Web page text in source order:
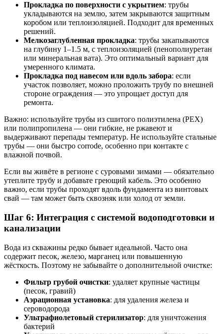
Прокладка по поверхности с укрытием: трубы
укладываются на землю, затем закрываются защитным
коробом или теплоизоляцией. Подходит для временных
решений.
Мелкозаглубленная прокладка: трубы закапываются
на глубину 1–1.5 м, с теплоизоляцией (пенополиуретан
или минеральная вата). Это оптимальный вариант для
умеренного климата.
Прокладка под навесом или вдоль забора: если
участок позволяет, можно проложить трубу по внешней
стороне ограждения — это упрощает доступ для
ремонта.
Важно: используйте трубы из сшитого полиэтилена (PEX)
или полипропилена — они гибкие, не ржавеют и
выдерживают перепады температур. Не используйте стальные
трубы — они быстро corrode, особенно при контакте с
влажной почвой.
Если вы живёте в регионе с суровыми зимами — обязательно
утеплите трубу и добавьте греющий кабель. Это особенно
важно, если трубы проходят вдоль фундамента из винтовых
свай — там может быть сквозняк или холод от земли.
Шаг 6: Интеграция с системой водоподготовки и
канализации
Вода из скважины редко бывает идеальной. Часто она
содержит песок, железо, марганец или повышенную
жёсткость. Поэтому не забывайте о дополнительной очистке:
Фильтр грубой очистки: удаляет крупные частицы
(песок, гравий)
Аэрационная установка: для удаления железа и
сероводорода
Ультрафиолетовый стерилизатор: для уничтожения
бактерий